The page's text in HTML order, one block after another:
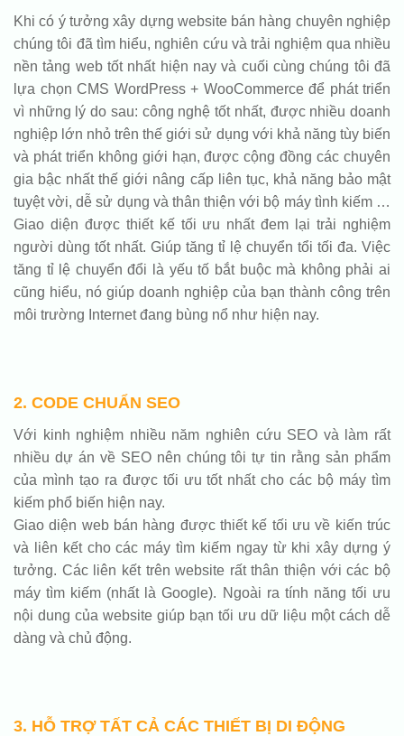
Khi có ý tưởng xây dựng website bán hàng chuyên nghiệp
chúng tôi đã tìm hiểu, nghiên cứu và trải nghiệm qua nhiều
nền tảng web tốt nhất hiện nay và cuối cùng chúng tôi đã
lựa chọn CMS WordPress + WooCommerce để phát triển
vì những lý do sau: công nghệ tốt nhất, được nhiều doanh
nghiệp lớn nhỏ trên thế giới sử dụng với khả năng tùy biến
và phát triển không giới hạn, được cộng đồng các chuyên
gia bậc nhất thế giới nâng cấp liên tục, khả năng bảo mật
tuyệt vời, dễ sử dụng và thân thiện với bộ máy tình kiếm …
Giao diện được thiết kế tối ưu nhất đem lại trải nghiệm
người dùng tốt nhất. Giúp tăng tỉ lệ chuyển tổi tối đa. Việc
tăng tỉ lệ chuyển đổi là yếu tố bắt buộc mà không phải ai
cũng hiểu, nó giúp doanh nghiệp của bạn thành công trên
môi trường Internet đang bùng nổ như hiện nay.
2. CODE CHUẨN SEO
Với kinh nghiệm nhiều năm nghiên cứu SEO và làm rất
nhiều dự án về SEO nên chúng tôi tự tin rằng sản phẩm
của mình tạo ra được tối ưu tốt nhất cho các bộ máy tìm
kiếm phổ biến hiện nay.
Giao diện web bán hàng được thiết kế tối ưu về kiến trúc
và liên kết cho các máy tìm kiếm ngay từ khi xây dựng ý
tưởng. Các liên kết trên website rất thân thiện với các bộ
máy tìm kiếm (nhất là Google). Ngoài ra tính năng tối ưu
nội dung của website giúp bạn tối ưu dữ liệu một cách dễ
dàng và chủ động.
3. HỖ TRỢ TẤT CẢ CÁC THIẾT BỊ DI ĐỘNG